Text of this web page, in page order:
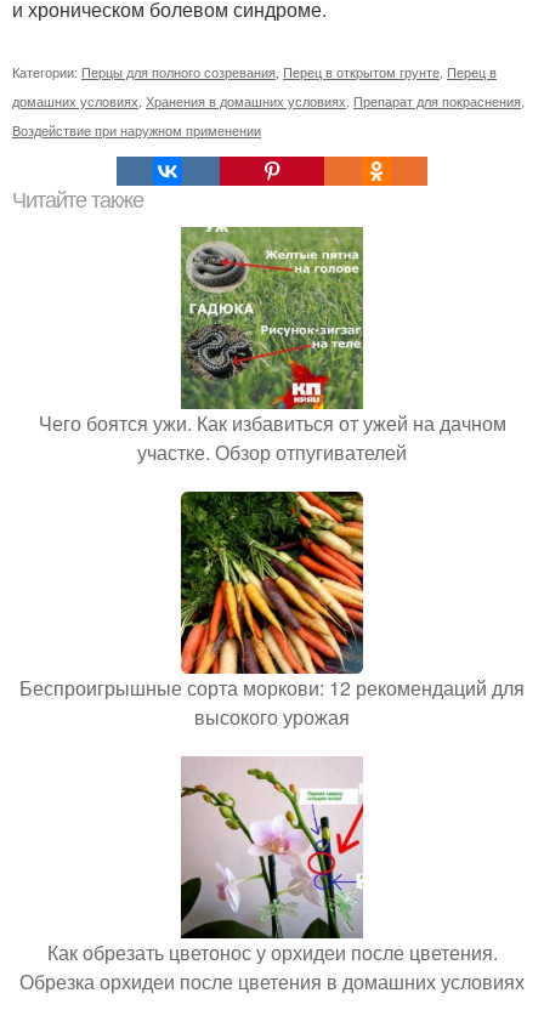
и хроническом болевом синдроме.
Категории: Перцы для полного созревания Перец в открытом грунте Перец в
домашних условиях Хранения в домашних условиях Препарат для покраснения
Воздействие при наружном применении
Читайте также
Чего боятся ужи. Как избавиться от ужей на дачном
участке. Обзор отпугивателей
Беспроигрышные сорта моркови: 12 рекомендаций для
высокого урожая
Как обрезать цветонос у орхидеи после цветения.
Обрезка орхидеи после цветения в домашних условиях